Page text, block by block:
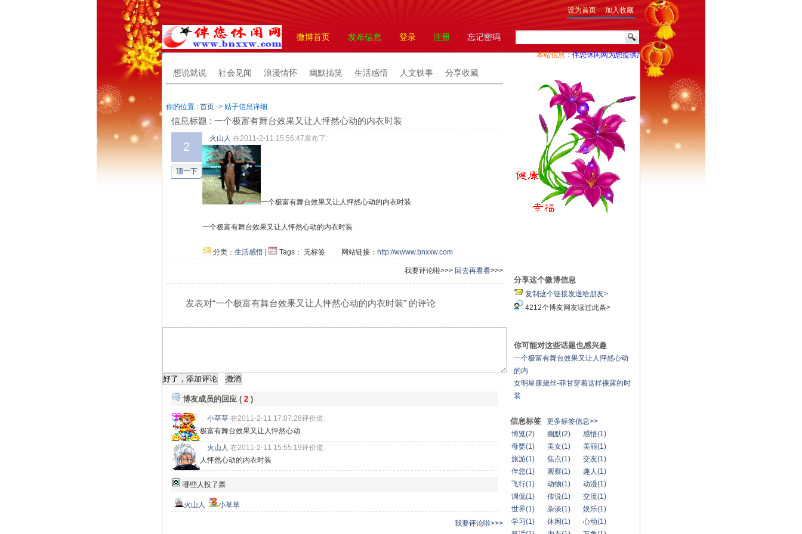
设为首页 加入收藏
微博首页 发布信息 登录 注册 忘记密码
本站信息：伴您休闲网为您提供广告宣传和产品信息发布，并诚征赞助商。有意向
想说就说 社会见闻 浪漫情怀 幽默搞笑 生活感悟 人文轶事 分享收藏
你的位置 : 首页 -> 贴子信息详细
信息标题 : 一个极富有舞台效果又让人怦然心动的内衣时装
2
顶一下
火山人 在2011-2-11 15:56:47发布了:
一个极富有舞台效果又让人怦然心动的内衣时装
一个极富有舞台效果又让人怦然心动的内衣时装
分类： 生活感悟| Tags： 无标签 网站链接： http://wwww.bnxxw.com
我要评论啦>>> 回去再看看>>>
发表对“一个极富有舞台效果又让人怦然心动的内衣时装” 的评论
博友成员的回应 (2 )
小草草 在2011-2-11 17:07:28评价道:
极富有舞台效果又让人怦然心动
火山人 在2011-2-11 15:55:19评价道:
人怦然心动的内衣时装
哪些人投了票
火山人 小草草
我要评论啦>>>
分享这个微博信息
复制这个链接发送给朋友>
4212个博友网友读过此条>
你可能对这些话题也感兴趣
一个极富有舞台效果又让人怦然心动
的内
女明星康黛丝-菲甘穿着这样裸露的时
装
信息标签
更多标签信息>>
博览(2)
幽默(2)
感悟(1)
母婴(1)
美女(1)
美丽(1)
旅游(1)
焦点(1)
交友(1)
伴您(1)
观察(1)
趣人(1)
飞行(1)
动物(1)
动漫(1)
调侃(1)
传说(1)
交流(1)
世界(1)
杂谈(1)
娱乐(1)
学习(1)
休闲(1)
心动(1)